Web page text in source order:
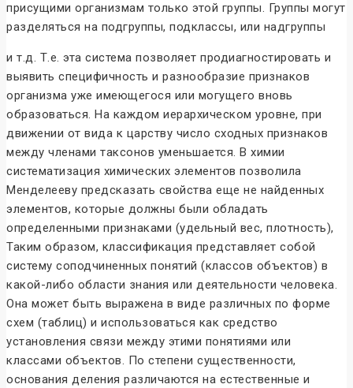
присущими организмам только этой группы. Группы могут
разделяться на подгруппы, подклассы, или надгруппы
и т.д. Т.е. эта система позволяет продиагностировать и
выявить специфичность и разнообразие признаков
организма уже имеющегося или могущего вновь
образоваться. На каждом иерархическом уровне, при
движении от вида к царству число сходных признаков
между членами таксонов уменьшается. В химии
систематизация химических элементов позволила
Менделееву предсказать свойства еще не найденных
элементов, которые должны были обладать
определенными признаками (удельный вес, плотность),
Таким образом, классификация представляет собой
систему соподчиненных понятий (классов объектов) в
какой-либо области знания или деятельности человека.
Она может быть выражена в виде различных по форме
схем (таблиц) и использоваться как средство
установления связи между этими понятиями или
классами объектов. По степени существенности,
основания деления различаются на естественные и